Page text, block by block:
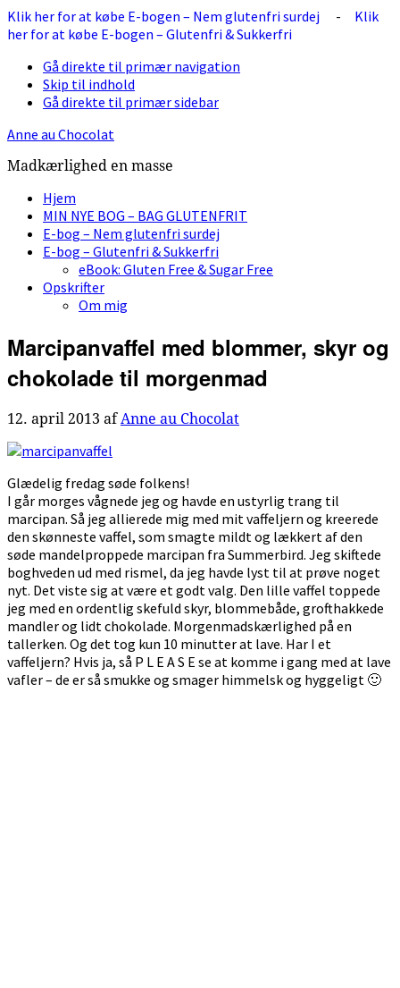
Klik her for at købe E-bogen – Nem glutenfri surdej - Klik
her for at købe E-bogen – Glutenfri & Sukkerfri
Gå direkte til primær navigation
Skip til indhold
Gå direkte til primær sidebar
Anne au Chocolat
Madkærlighed en masse
Hjem
MIN NYE BOG – BAG GLUTENFRIT
E-bog – Nem glutenfri surdej
E-bog – Glutenfri & Sukkerfri
eBook: Gluten Free & Sugar Free
Opskrifter
Om mig
Marcipanvaffel med blommer, skyr og
chokolade til morgenmad
12. april 2013 afAnne au Chocolat
Glædelig fredag søde folkens!
I går morges vågnede jeg og havde en ustyrlig trang til
marcipan. Så jeg allierede mig med mit vaffeljern og kreerede
den skønneste vaffel, som smagte mildt og lækkert af den
søde mandelproppede marcipan fra Summerbird. Jeg skiftede
boghveden ud med rismel, da jeg havde lyst til at prøve noget
nyt. Det viste sig at være et godt valg. Den lille vaffel toppede
jeg med en ordentlig skefuld skyr, blommebåde, grofthakkede
mandler og lidt chokolade. Morgenmadskærlighed på en
tallerken. Og det tog kun 10 minutter at lave. Har I et
vaffeljern? Hvis ja, så P L E A S E se at komme i gang med at lave
vafler – de er så smukke og smager himmelsk og hyggeligt 🙂